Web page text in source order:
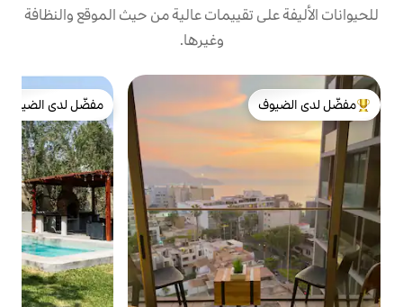
عالية من حيث الموقع والنظافة
الضيوف مفضّل لدى الضيوف
مفضّل لدى الضيوف